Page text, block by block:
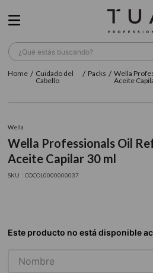
¿Qué estás buscando?
Cuidado del
Cabello
Packs
Wella
Aceite
Wella
Wella Professionals Oil
Aceite Capilar 30 ml
: COCOL0000000037
TÉRMINOS MÁS BUSCADOS
3. farmavita
shampoo
7. secador